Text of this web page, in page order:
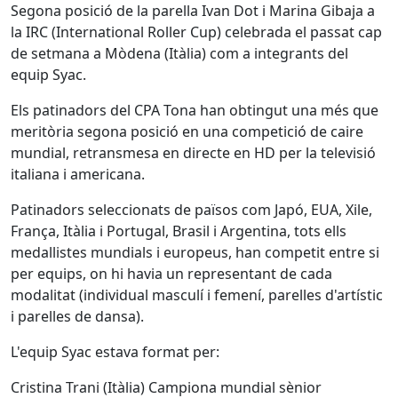
Segona posició de la parella Ivan Dot i Marina Gibaja a
la IRC (International Roller Cup) celebrada el passat cap
de setmana a Mòdena (Itàlia) com a integrants del
equip Syac.
Els patinadors del CPA Tona han obtingut una més que
meritòria segona posició en una competició de caire
mundial, retransmesa en directe en HD per la televisió
italiana i americana.
Patinadors seleccionats de països com Japó, EUA, Xile,
França, Itàlia i Portugal, Brasil i Argentina, tots ells
medallistes mundials i europeus, han competit entre si
per equips, on hi havia un representant de cada
modalitat (individual masculí i femení, parelles d'artístic
i parelles de dansa).
L'equip Syac estava format per:
Cristina Trani (Itàlia) Campiona mundial sènior